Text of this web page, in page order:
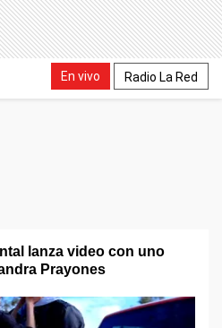
En vivo Radio La Red
lanza video con uno
Prayones